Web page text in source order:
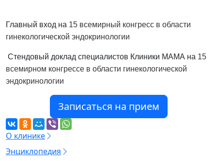
Главный вход на 15 всемирный конгресс в области
гинекологической эндокринологии
Стендовый доклад специалистов Клиники МАМА на 15
всемирном конгрессе в области гинекологической
эндокринологии
Записаться на прием
О клинике
Энциклопедия